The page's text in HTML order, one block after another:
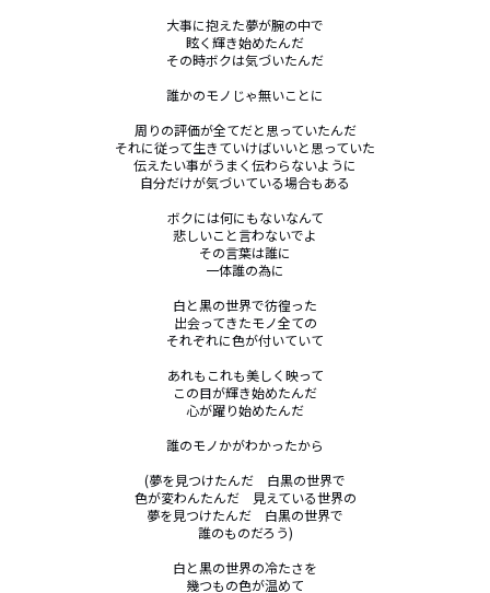
大事に抱えた夢が腕の中で
眩く輝き始めたんだ
その時ボクは気づいたんだ
誰かのモノじゃ無いことに
周りの評価が全てだと思っていたんだ
それに従って生きていけばいいと思っていた
伝えたい事がうまく伝わらないように
自分だけが気づいている場合もある
ボクには何にもないなんて
悲しいこと言わないでよ
その言葉は誰に
一体誰の為に
白と黒の世界で彷徨った
出会ってきたモノ全ての
それぞれに色が付いていて
あれもこれも美しく映って
この目が輝き始めたんだ
心が躍り始めたんだ
誰のモノかがわかったから
(夢を見つけたんだ　白黒の世界で
色が変わんたんだ　見えている世界の
夢を見つけたんだ　白黒の世界で
誰のものだろう)
白と黒の世界の冷たさを
幾つもの色が温めて